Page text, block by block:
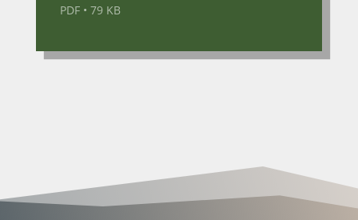
PDF • 79 KB